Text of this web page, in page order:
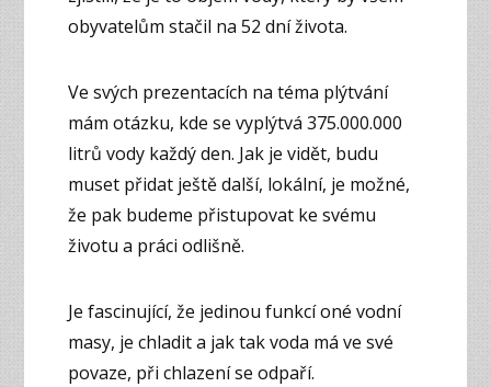
obyvatelům stačil na 52 dní života.
Ve svých prezentacích na téma plýtvání
mám otázku, kde se vyplýtvá 375.000.000
litrů vody každý den. Jak je vidět, budu
muset přidat ještě další, lokální, je možné,
že pak budeme přistupovat ke svému
životu a práci odlišně.
Je fascinující, že jedinou funkcí oné vodní
masy, je chladit a jak tak voda má ve své
povaze, při chlazení se odpaří.